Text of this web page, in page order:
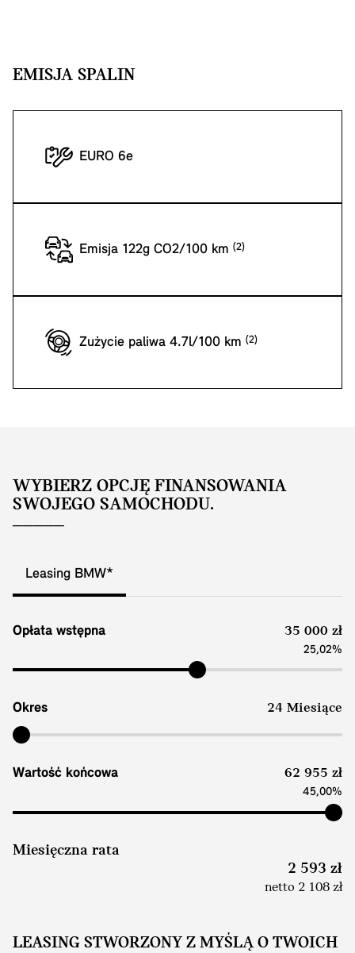
EMISJA SPALIN
EURO 6e
Emisja 122g CO2/100 km
Zużycie paliwa 4.7l/100 km
WYBIERZ OPCJĘ FINANSOWANIA
SWOJEGO SAMOCHODU.
Leasing BMW*
Opłata wstępna 35 000 zł
25,02%
Okres 24 Miesiące
Wartość końcowa 62 955 zł
45,00%
Miesięczna rata
2 593 zł
netto 2 108 zł
LEASING STWORZONY Z MYŚLĄ O TWOICH